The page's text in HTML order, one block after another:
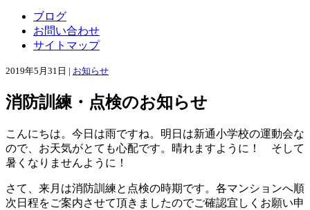
ブログ
お問い合わせ
サイトマップ
2019年5月31日 | お知らせ
消防訓練・点検のお知らせ
こんにちは。今日は雨ですね。明日は新通小学校の運動会な
ので、お天気がとても心配です。晴れますように！ そして
暑くなりませんように！
さて、来月は消防訓練と点検の時期です。各マンションへ順
次日程をご案内させて頂きましたのでご確認宜しくお願い申